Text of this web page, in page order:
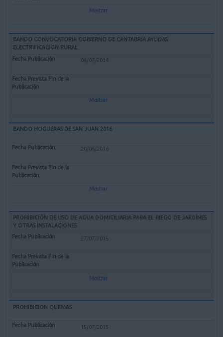
Mostrar
BANDO CONVOCATORIA GOBIERNO DE CANTABRIA AYUDAS
ELECTRIFICACION RURAL
04/07/2016
Mostrar
BANDO HOGUERAS DE SAN JUAN 2016
20/06/2016
Mostrar
PROHIBICIÓN DE USO DE AGUA DOMICILIARIA PARA EL RIEGO DE JARDINES
Y OTRAS INSTALACIONES
27/07/2015
Mostrar
PROHIBICION QUEMAS
15/07/2015